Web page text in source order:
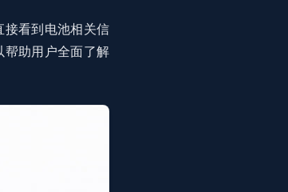
接看到电池相关信
帮助用户全面了解